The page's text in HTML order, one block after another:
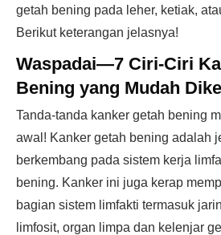
getah bening pada leher, ketiak,
Berikut keterangan jelasnya!
Waspadai—7 Ciri-Ciri
Bening yang Mudah
Tanda-tanda kanker getah bening
awal! Kanker getah bening adalah
berkembang pada sistem kerja
bening. Kanker ini juga kerap
bagian sistem limfakti termasuk
limfosit, organ limpa dan kelenjar